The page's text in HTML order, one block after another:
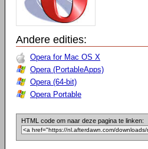
Andere edities:
Opera for Mac OS X
Opera (PortableApps)
Opera (64-bit)
Opera Portable
HTML code om naar deze pagina te linken: